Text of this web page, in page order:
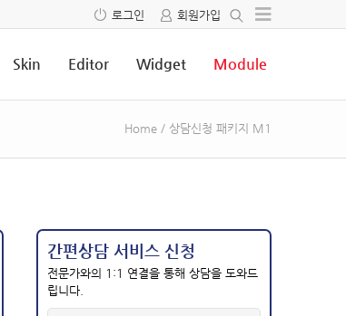
로그인 회원가입
Skin Editor Widget Module
Home / 상담신청 패키지 M1
간편상담 서비스 신청
전문가와의 1:1 연결을 통해 상담을 도와드
립니다.